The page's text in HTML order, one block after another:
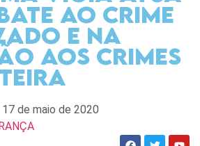
ao crime
e na
aos crimes
17 de maio de 2020